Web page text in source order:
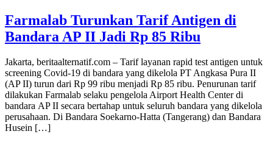
Farmalab Turunkan Tarif Antigen di
Bandara AP II Jadi Rp 85 Ribu
Jakarta, beritaalternatif.com – Tarif layanan rapid test antigen untuk
screening Covid-19 di bandara yang dikelola PT Angkasa Pura II
(AP II) turun dari Rp 99 ribu menjadi Rp 85 ribu. Penurunan tarif
dilakukan Farmalab selaku pengelola Airport Health Center di
bandara AP II secara bertahap untuk seluruh bandara yang dikelola
perusahaan. Di Bandara Soekarno-Hatta (Tangerang) dan Bandara
Husein […]